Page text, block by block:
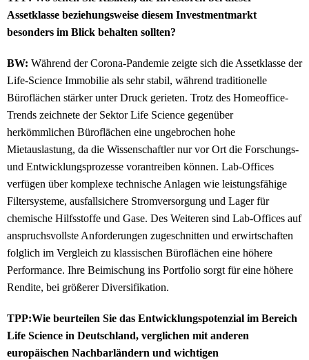
Assetklasse beziehungsweise diesem Investmentmarkt
besonders im Blick behalten sollten?
BW: Während der Corona-Pandemie zeigte sich die Assetklasse der
Life-Science Immobilie als sehr stabil, während traditionelle
Büroflächen stärker unter Druck gerieten. Trotz des Homeoffice-
Trends zeichnete der Sektor Life Science gegenüber
herkömmlichen Büroflächen eine ungebrochen hohe
Mietauslastung, da die Wissenschaftler nur vor Ort die Forschungs-
und Entwicklungsprozesse vorantreiben können. Lab-Offices
verfügen über komplexe technische Anlagen wie leistungsfähige
Filtersysteme, ausfallsichere Stromversorgung und Lager für
chemische Hilfsstoffe und Gase. Des Weiteren sind Lab-Offices auf
anspruchsvollste Anforderungen zugeschnitten und erwirtschaften
folglich im Vergleich zu klassischen Büroflächen eine höhere
Performance. Ihre Beimischung ins Portfolio sorgt für eine höhere
Rendite, bei größerer Diversifikation.
TPP:Wie beurteilen Sie das Entwicklungspotenzial im Bereich
Life Science in Deutschland, verglichen mit anderen
europäischen Nachbarländern und wichtigen